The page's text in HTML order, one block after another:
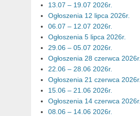
13.07 – 19.07 2026r.
Ogłoszenia 12 lipca 2026r.
06.07 – 12.07 2026r.
Ogłoszenia 5 lipca 2026r.
29.06 – 05.07 2026r.
Ogłoszenia 28 czerwca 2026r.
22.06 – 28.06 2026r.
Ogłoszenia 21 czerwca 2026r.
15.06 – 21.06 2026r.
Ogłoszenia 14 czerwca 2026r.
08.06 – 14.06 2026r.